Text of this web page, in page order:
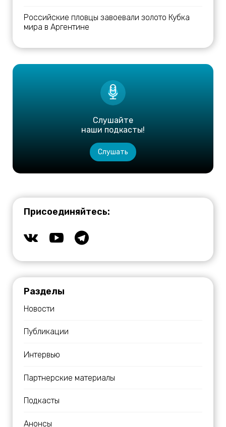
Российские пловцы завоевали золото Кубка
мира в Аргентине
Слушайте
наши подкасты!
Слушать
Присоединяйтесь:
Разделы
Новости
Публикации
Интервью
Партнерские материалы
Подкасты
Анонсы